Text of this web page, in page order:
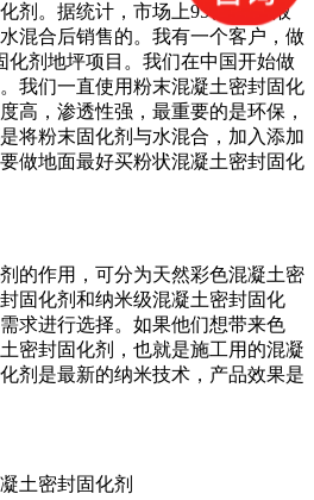
剂。据统计，市场上95、7%的液
混合后销售的。我有一个客户，做
化剂地坪项目。我们在中国开始做
我们一直使用粉末混凝土密封固化
高，渗透性强，最重要的是环保，
将粉末固化剂与水混合，加入添加
做地面最好买粉状混凝土密封固化
的作用，可分为天然彩色混凝土密
固化剂和纳米级混凝土密封固化
求进行选择。如果他们想带来色
密封固化剂，也就是施工用的混凝
剂是最新的纳米技术，产品效果是